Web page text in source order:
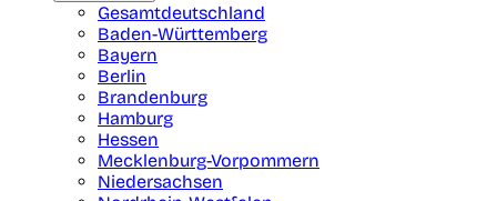
Gesamtdeutschland
Baden-Württemberg
Bayern
Berlin
Brandenburg
Hamburg
Hessen
Mecklenburg-Vorpommern
Niedersachsen